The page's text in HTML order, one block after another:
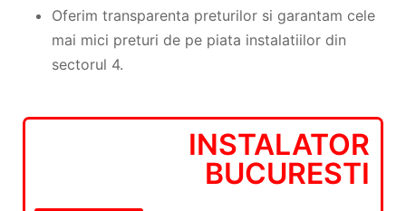
Oferim transparenta preturilor si garantam cele
mai mici preturi de pe piata instalatiilor din
sectorul 4.
INSTALATOR
BUCURESTI